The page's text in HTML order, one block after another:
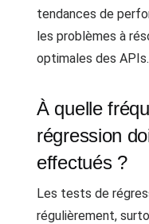
tendances de
les problèmes à
optimales des APIs.
À quelle
régression
effectués ?
Les tests de
régulièrement,